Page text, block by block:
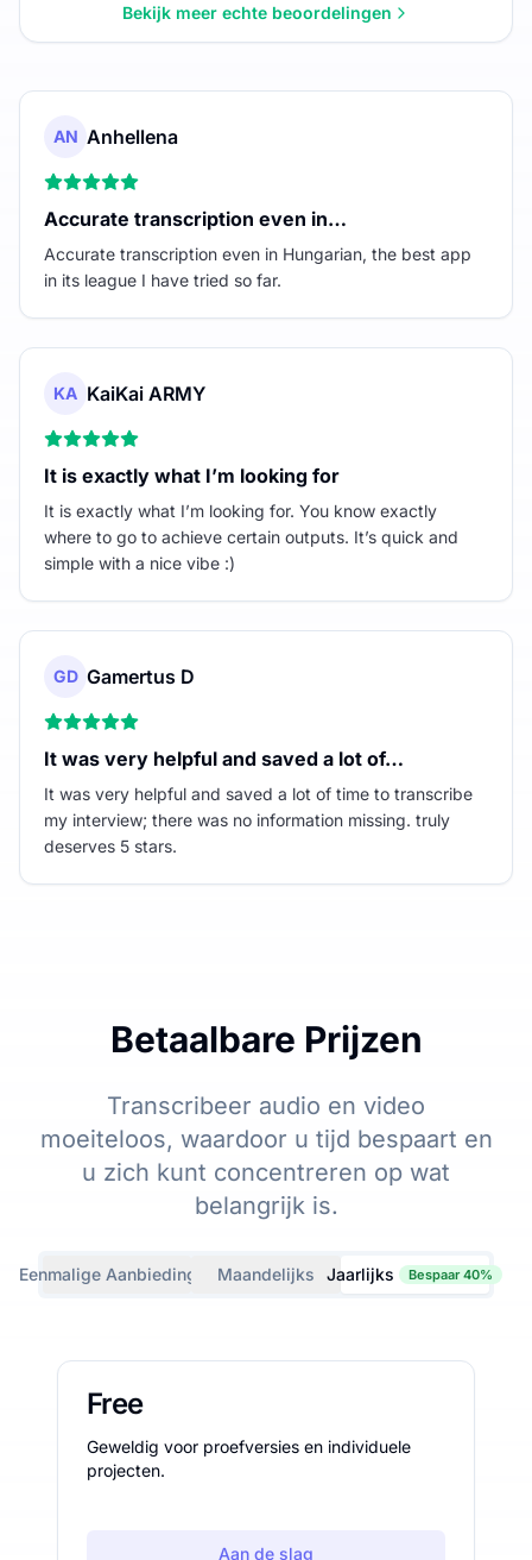
Bekijk meer echte beoordelingen
AN Anhellena
Accurate transcription even in…
Accurate transcription even in Hungarian, the best app
in its league I have tried so far.
KA KaiKai ARMY
It is exactly what I’m looking for
It is exactly what I’m looking for. You know exactly
where to go to achieve certain outputs. It’s quick and
simple with a nice vibe :)
GD Gamertus D
It was very helpful and saved a lot of…
It was very helpful and saved a lot of time to transcribe
my interview; there was no information missing. truly
deserves 5 stars.
Betaalbare Prijzen
Transcribeer audio en video
moeiteloos, waardoor u tijd bespaart en
u zich kunt concentreren op wat
belangrijk is.
Eenmalige Aanbiedingen Maandelijks Jaarlijks Bespaar 40%
Free
Geweldig voor proefversies en individuele
projecten.
Aan de slag